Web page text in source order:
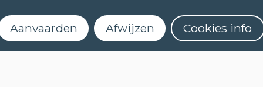
TALEN
NEDERLANDS (NT2)
Aanvaarden Afwijzen Cookies info